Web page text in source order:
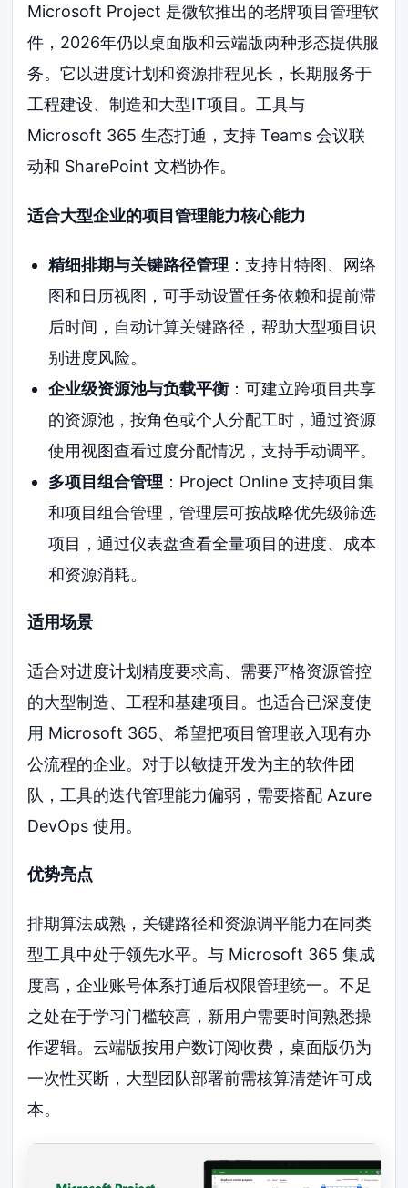
Microsoft Project 是微软推出的老牌项目管理软
件，2026年仍以桌面版和云端版两种形态提供服
务。它以进度计划和资源排程见长，长期服务于
工程建设、制造和大型IT项目。工具与
Microsoft 365 生态打通，支持 Teams 会议联
动和 SharePoint 文档协作。
适合大型企业的项目管理能力核心能力
精细排期与关键路径管理 ：支持甘特图、网络
图和日历视图，可手动设置任务依赖和提前滞
后时间，自动计算关键路径，帮助大型项目识
别进度风险。
企业级资源池与负载平衡：可建立跨项目共享
的资源池，按角色或个人分配工时，通过资源
使用视图查看过度分配情况，支持手动调平。
多项目组合管理 ：Project Online 支持项目集
和项目组合管理，管理层可按战略优先级筛选
项目，通过仪表盘查看全量项目的进度、成本
和资源消耗。
适用场景
适合对进度计划精度要求高、需要严格资源管控
的大型制造、工程和基建项目。也适合已深度使
用 Microsoft 365、希望把项目管理嵌入现有办
公流程的企业。对于以敏捷开发为主的软件团
队，工具的迭代管理能力偏弱，需要搭配 Azure
DevOps 使用。
优势亮点
排期算法成熟，关键路径和资源调平能力在同类
型工具中处于领先水平。与 Microsoft 365 集成
度高，企业账号体系打通后权限管理统一。不足
之处在于学习门槛较高，新用户需要时间熟悉操
作逻辑。云端版按用户数订阅收费，桌面版仍为
一次性买断，大型团队部署前需核算清楚许可成
本。